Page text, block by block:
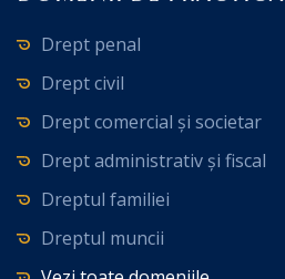
Drept penal
Drept civil
Drept comercial și societar
Drept administrativ și fiscal
Dreptul familiei
Dreptul muncii